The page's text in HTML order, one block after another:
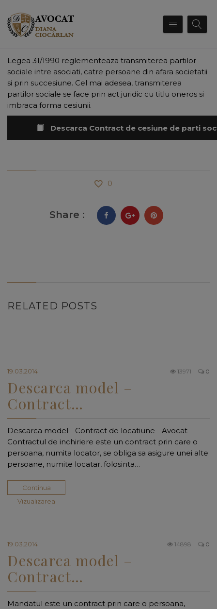
Legea 31/1990 reglementeaza transmiterea partilor
sociale intre asociati, catre persoane din afara societatii
si prin succesiune. Cel mai adesea, transmiterea
partilor sociale se face prin act juridic cu titlu oneros si
imbraca forma cesiunii.
Descarca Contract de cesiune de parti
0
Share :
RELATED POSTS
19.03.2014 0
13971
Descarca model –
Contract…
Descarca model - Contract de locatiune - Avocat
Contractul de inchiriere este un contract prin care o
persoana, numita locator, se obliga sa asigure unei alte
persoane, numite locatar, folosinta…
Continua
Vizualizarea
19.03.2014 0
14898
Descarca model –
Contract…
Mandatul este un contract prin care o persoana,